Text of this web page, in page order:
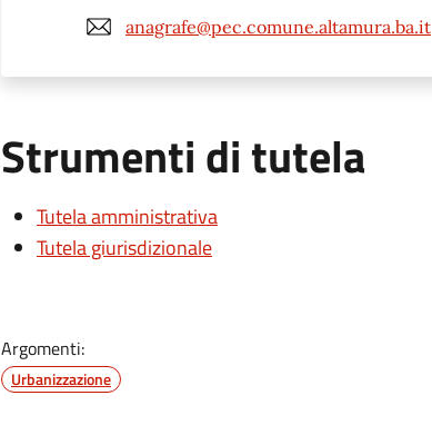
anagrafe@pec.comune.altamura.ba.it
Strumenti di tutela
Tutela amministrativa
Tutela giurisdizionale
Argomenti:
Urbanizzazione